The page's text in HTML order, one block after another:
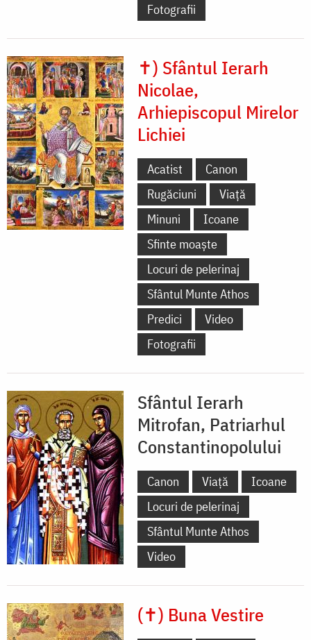
Fotografii
✝) Sfântul Ierarh
Nicolae,
Arhiepiscopul Mirelor
Lichiei
Acatist
Canon
Rugăciuni
Viață
Minuni
Icoane
Sfinte moaște
Locuri de pelerinaj
Sfântul Munte Athos
Predici
Video
Fotografii
Sfântul Ierarh
Mitrofan, Patriarhul
Constantinopolului
Canon Viață
Icoane
Locuri de pelerinaj
Sfântul Munte Athos
Video
(✝) Buna Vestire